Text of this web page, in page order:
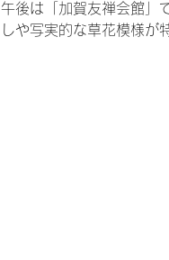
午後は「加賀友禅会館」
しや写実的な草花模様が